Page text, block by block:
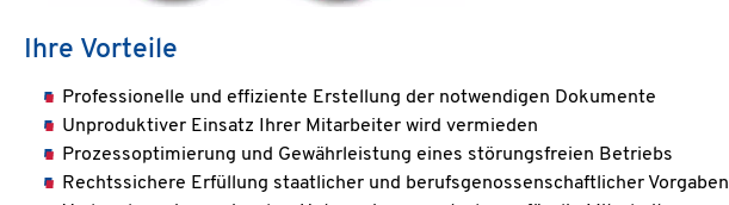
Ihre Vorteile
Professionelle und effiziente Erstellung der notwendigen Dokumente
Unproduktiver Einsatz Ihrer Mitarbeiter wird vermieden
Prozessoptimierung und Gewährleistung eines störungsfreien Betriebs
Rechtssichere Erfüllung staatlicher und berufsgenossenschaftlicher Vorgaben